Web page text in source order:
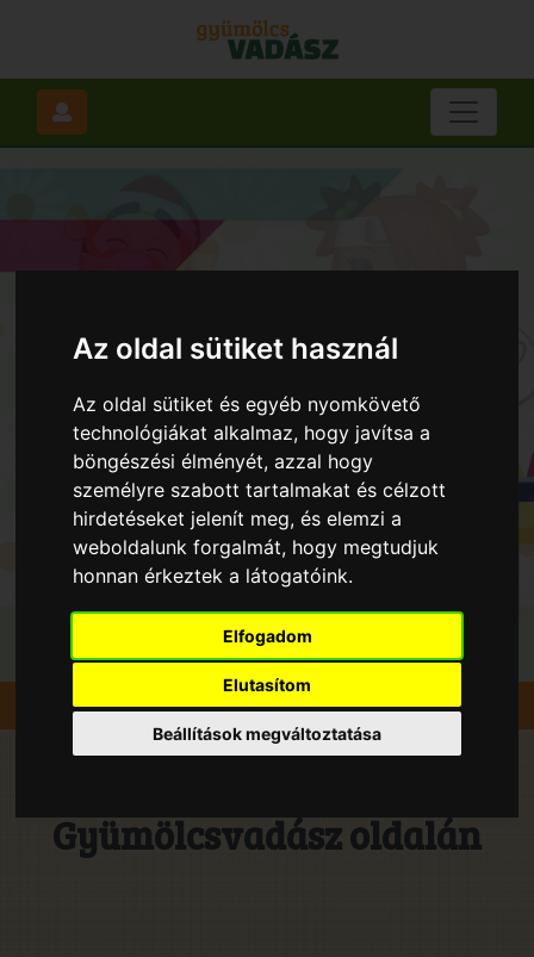
Az oldal sütiket használ
Az oldal sütiket és egyéb nyomkövető
technológiákat alkalmaz, hogy javítsa a
böngészési élményét, azzal hogy
személyre szabott tartalmakat és célzott
hirdetéseket jelenít meg, és elemzi a
weboldalunk forgalmát, hogy megtudjuk
honnan érkeztek a látogatóink.
Elfogadom
Elutasítom
Beállítások megváltoztatása
Gyümölcsök Naspolya
Gyümölcsvadász oldalán